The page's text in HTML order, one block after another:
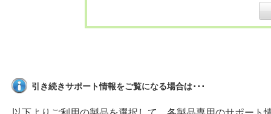
引き続きサポート情報をご覧になる場合は･･･